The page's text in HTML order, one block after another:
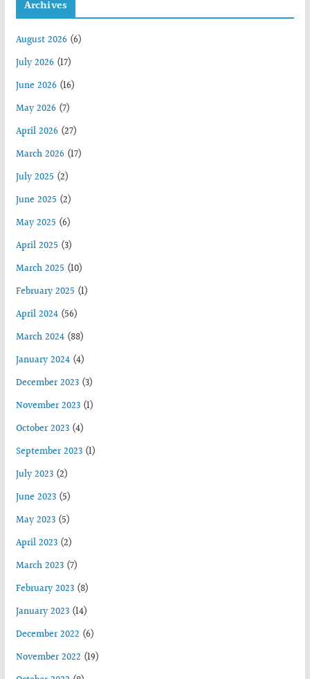
Archives
August 2026(6)
July 2026(17)
June 2026(16)
May 2026(7)
April 2026(27)
March 2026(17)
July 2025 (2)
June 2025 (2)
May 2025 (6)
April 2025 (3)
March 2025 (10)
February 2025 (1)
April 2024(56)
March 2024(88)
January 2024(4)
December 2023(3)
November 2023(1)
October 2023(4)
September 2023(1)
July 2023(2)
June 2023(5)
May 2023(5)
April 2023(2)
March 2023(7)
February 2023(8)
January 2023(14)
December 2022 (6)
November 2022 (19)